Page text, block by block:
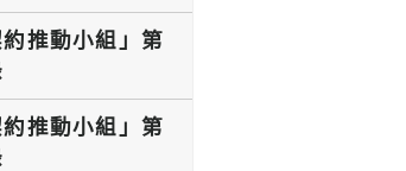
約推動小組」第
約推動小組」第